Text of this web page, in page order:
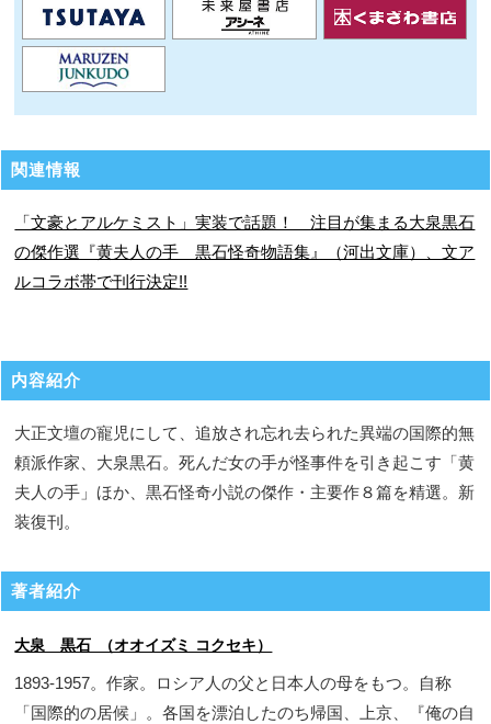
関連情報
「文豪とアルケミスト」実装で話題！ 注目が集まる大泉黒石
の傑作選『黄夫人の手 黒石怪奇物語集』（河出文庫）、文ア
ルコラボ帯で刊行決定!!
内容紹介
大正文壇の寵児にして、追放され忘れ去られた異端の国際的無
頼派作家、大泉黒石。死んだ女の手が怪事件を引き起こす「黄
夫人の手」ほか、黒石怪奇小説の傑作・主要作８篇を精選。新
装復刊。
著者紹介
大泉 黒石 （オオイズミ コクセキ）
1893-1957。作家。ロシア人の父と日本人の母をもつ。自称
「国際的の居候」。各国を漂泊したのち帰国、上京、『俺の自